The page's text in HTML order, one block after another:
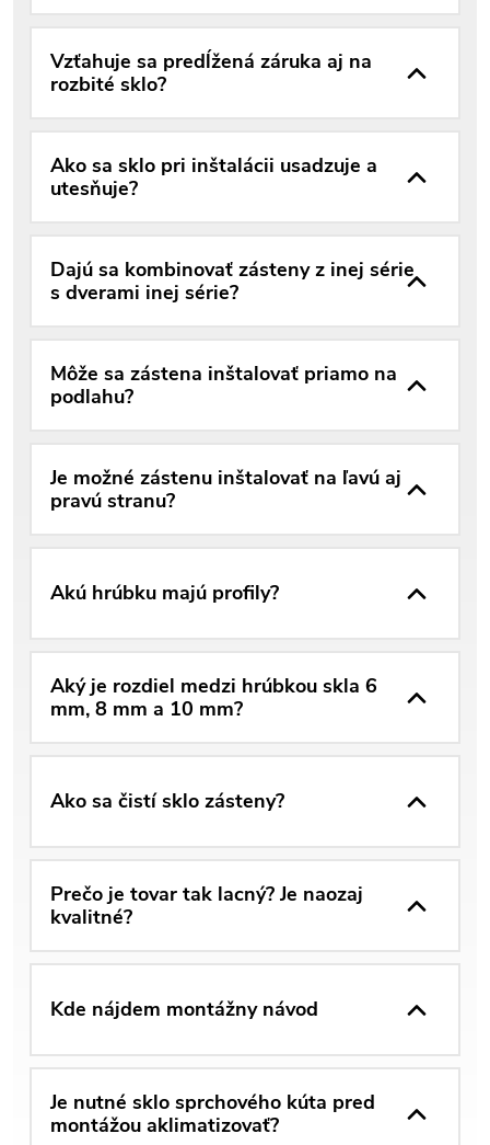
Vzťahuje sa predĺžená záruka aj na
rozbité sklo?
Ako sa sklo pri inštalácii usadzuje a
utesňuje?
Dajú sa kombinovať zásteny z inej série
s dverami inej série?
Môže sa zástena inštalovať priamo na
podlahu?
Je možné zástenu inštalovať na ľavú aj
pravú stranu?
Akú hrúbku majú profily?
Aký je rozdiel medzi hrúbkou skla 6
mm, 8 mm a 10 mm?
Ako sa čistí sklo zásteny?
Prečo je tovar tak lacný? Je naozaj
kvalitné?
Kde nájdem montážny návod
Je nutné sklo sprchového kúta pred
montážou aklimatizovať?